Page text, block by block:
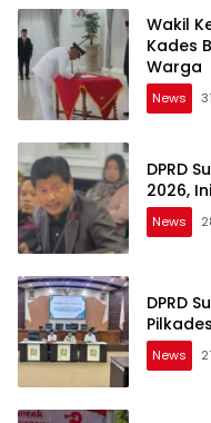
Wakil
Kades
Warga
News
DPRD
2026,
News
DPRD
Pilkades
News